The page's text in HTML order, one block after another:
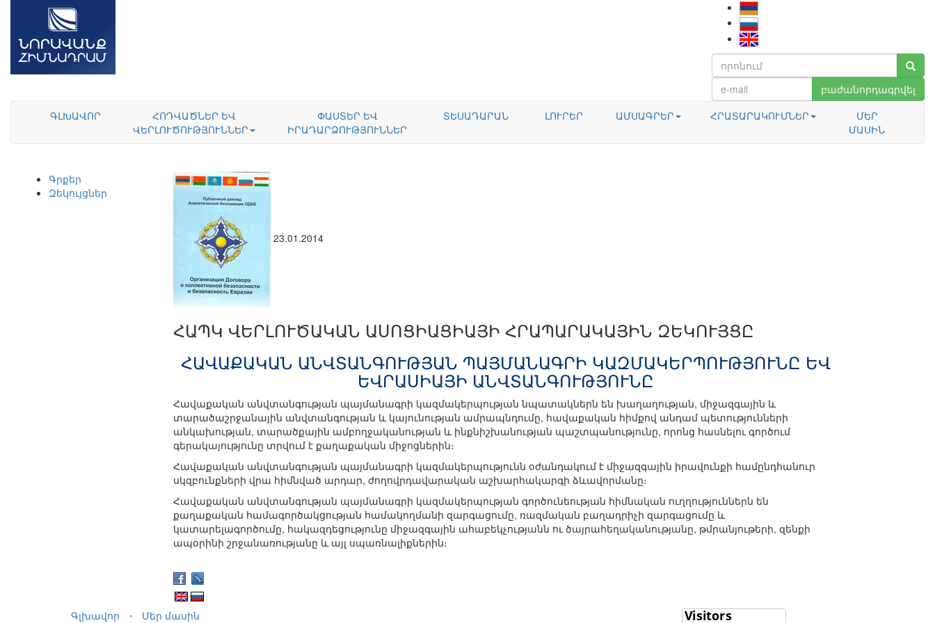
բաժանորդագրվել
ԳԼԽԱՎՈՐ
ՀՈԴՎԱԾՆԵՐ ԵՎ
ՎԵՐԼՈՒԾՈՒԹՅՈՒՆՆԵՐ
ՓԱՍՏԵՐ ԵՎ
ԻՐԱԴԱՐՁՈՒԹՅՈՒՆՆԵՐ
ՏԵՍԱԴԱՐԱՆ ԼՈՒՐԵՐ ԱՄՍԱԳՐԵՐ ՀՐԱՏԱՐԱԿՈՒՄՆԵՐ
ՄԵՐ
ՄԱՍԻՆ
Գրքեր
Զեկույցներ
23.01.2014
ՀԱՊԿ ՎԵՐԼՈՒԾԱԿԱՆ ԱՍՈՑԻԱՑԻԱՅԻ ՀՐԱՊԱՐԱԿԱՅԻՆ ԶԵԿՈՒՅՑԸ
ՀԱՎԱՔԱԿԱՆ ԱՆՎՏԱՆԳՈՒԹՅԱՆ ՊԱՅՄԱՆԱԳՐԻ ԿԱԶՄԱԿԵՐՊՈՒԹՅՈՒՆԸ ԵՎ
ԵՎՐԱՍԻԱՅԻ ԱՆՎՏԱՆԳՈՒԹՅՈՒՆԸ
Հավաքական անվտանգության պայմանագրի կազմակերպության նպատակներն են խաղաղության, միջազգային և
տարածաշրջանային անվտանգության և կայունության ամրապնդումը, հավաքական հիմքով անդամ պետությունների
անկախության, տարածքային ամբողջականության և ինքնիշխանության պաշտպանությունը, որոնց հասնելու գործում
գերակայությունը տրվում է քաղաքական միջոցներին։
Հավաքական անվտանգության պայմանագրի կազմակերպությունն օժանդակում է միջազգային իրավունքի համընդհանուր
սկզբունքների վրա հիմնված արդար, ժողովրդավարական աշխարհակարգի ձևավորմանը։
Հավաքական անվտանգության պայմանագրի կազմակերպության գործունեության հիմնական ուղղություններն են
քաղաքական համագործակցության համակողմանի զարգացումը, ռազմական բաղադրիչի զարգացումը և
կատարելագործումը, հակազդեցությունը միջազգային ահաբեկչությանն ու ծայրահեղականությանը, թմրանյութերի, զենքի
ապօրինի շրջանառությանը և այլ սպառնալիքներին։
Գլխավոր ⋅ Մեր մասին